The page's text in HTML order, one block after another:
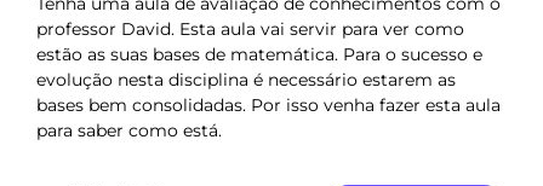
professor David. Esta aula vai servir para ver como
estão as suas bases de matemática. Para o sucesso e
evolução nesta disciplina é necessário estarem as
bases bem consolidadas. Por isso venha fazer esta aula
para saber como está.